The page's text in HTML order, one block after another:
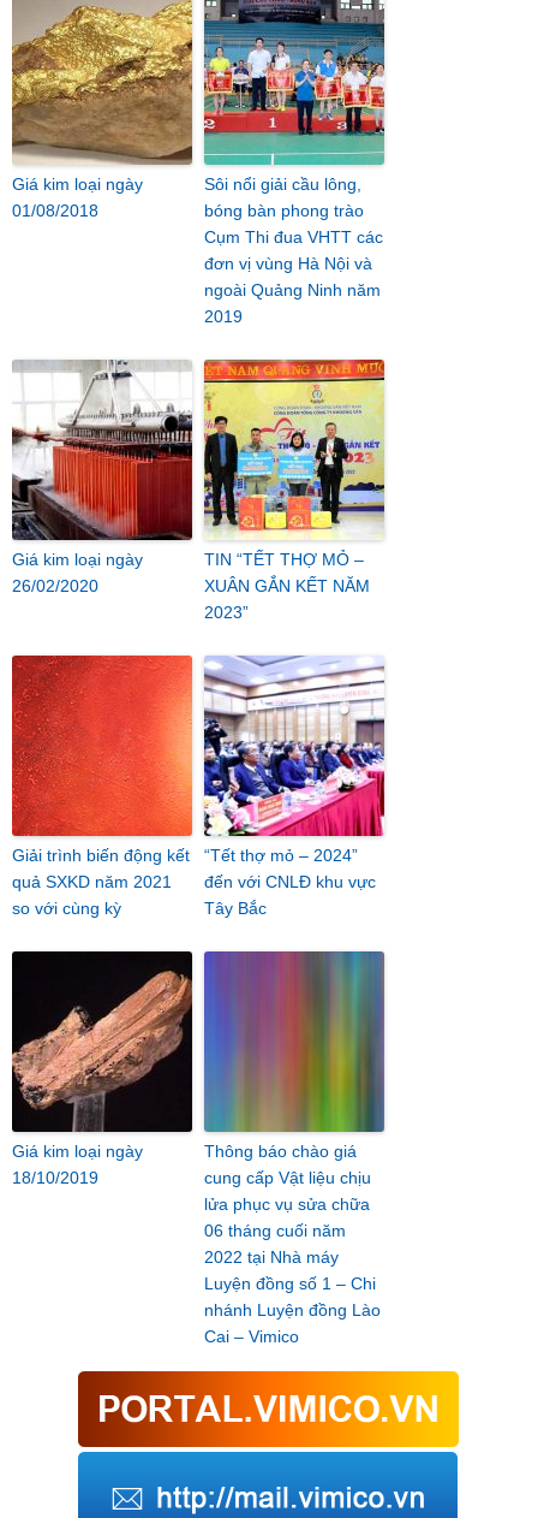
Giá kim loại ngày
01/08/2018
Sôi nổi giải cầu lông,
bóng bàn phong trào
Cụm Thi đua VHTT các
đơn vị vùng Hà Nội và
ngoài Quảng Ninh năm
2019
Giá kim loại ngày
26/02/2020
TIN “TẾT THỢ MỎ –
XUÂN GẮN KẾT NĂM
2023”
Giải trình biến động kết
quả SXKD năm 2021
so với cùng kỳ
“Tết thợ mỏ – 2024”
đến với CNLĐ khu vực
Tây Bắc
Giá kim loại ngày
18/10/2019
Thông báo chào giá
cung cấp Vật liệu chịu
lửa phục vụ sửa chữa
06 tháng cuối năm
2022 tại Nhà máy
Luyện đồng số 1 – Chi
nhánh Luyện đồng Lào
Cai – Vimico